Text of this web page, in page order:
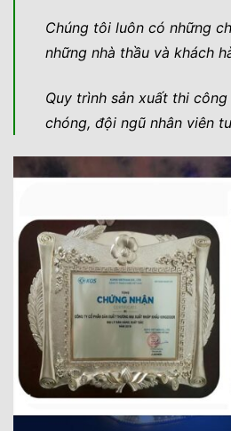
Chúng tôi luôn có những
những nhà thầu và khách
Quy trình sản xuất thi
chóng, đội ngũ nhân viên